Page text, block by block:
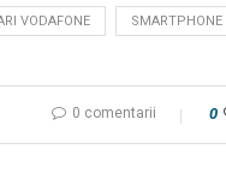
VODAFONE SMARTPHONE
0 comentarii 0